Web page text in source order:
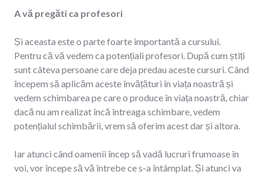
A vă pregăti ca profesori
Și aceasta este o parte foarte importantă a cursului.
Pentru că vă vedem ca potențiali profesori. După cum știți
sunt câteva persoane care deja predau aceste cursuri. Când
începem să aplicăm aceste învățături în viața noastră și
vedem schimbarea pe care o produce în viața noastră, chiar
dacă nu am realizat încă întreaga schimbare, vedem
potențialul schimbării, vrem să oferim acest dar și altora.
Iar atunci când oamenii încep să vadă lucruri frumoase în
voi, vor începe să vă întrebe ce s-a întâmplat. Și atunci va